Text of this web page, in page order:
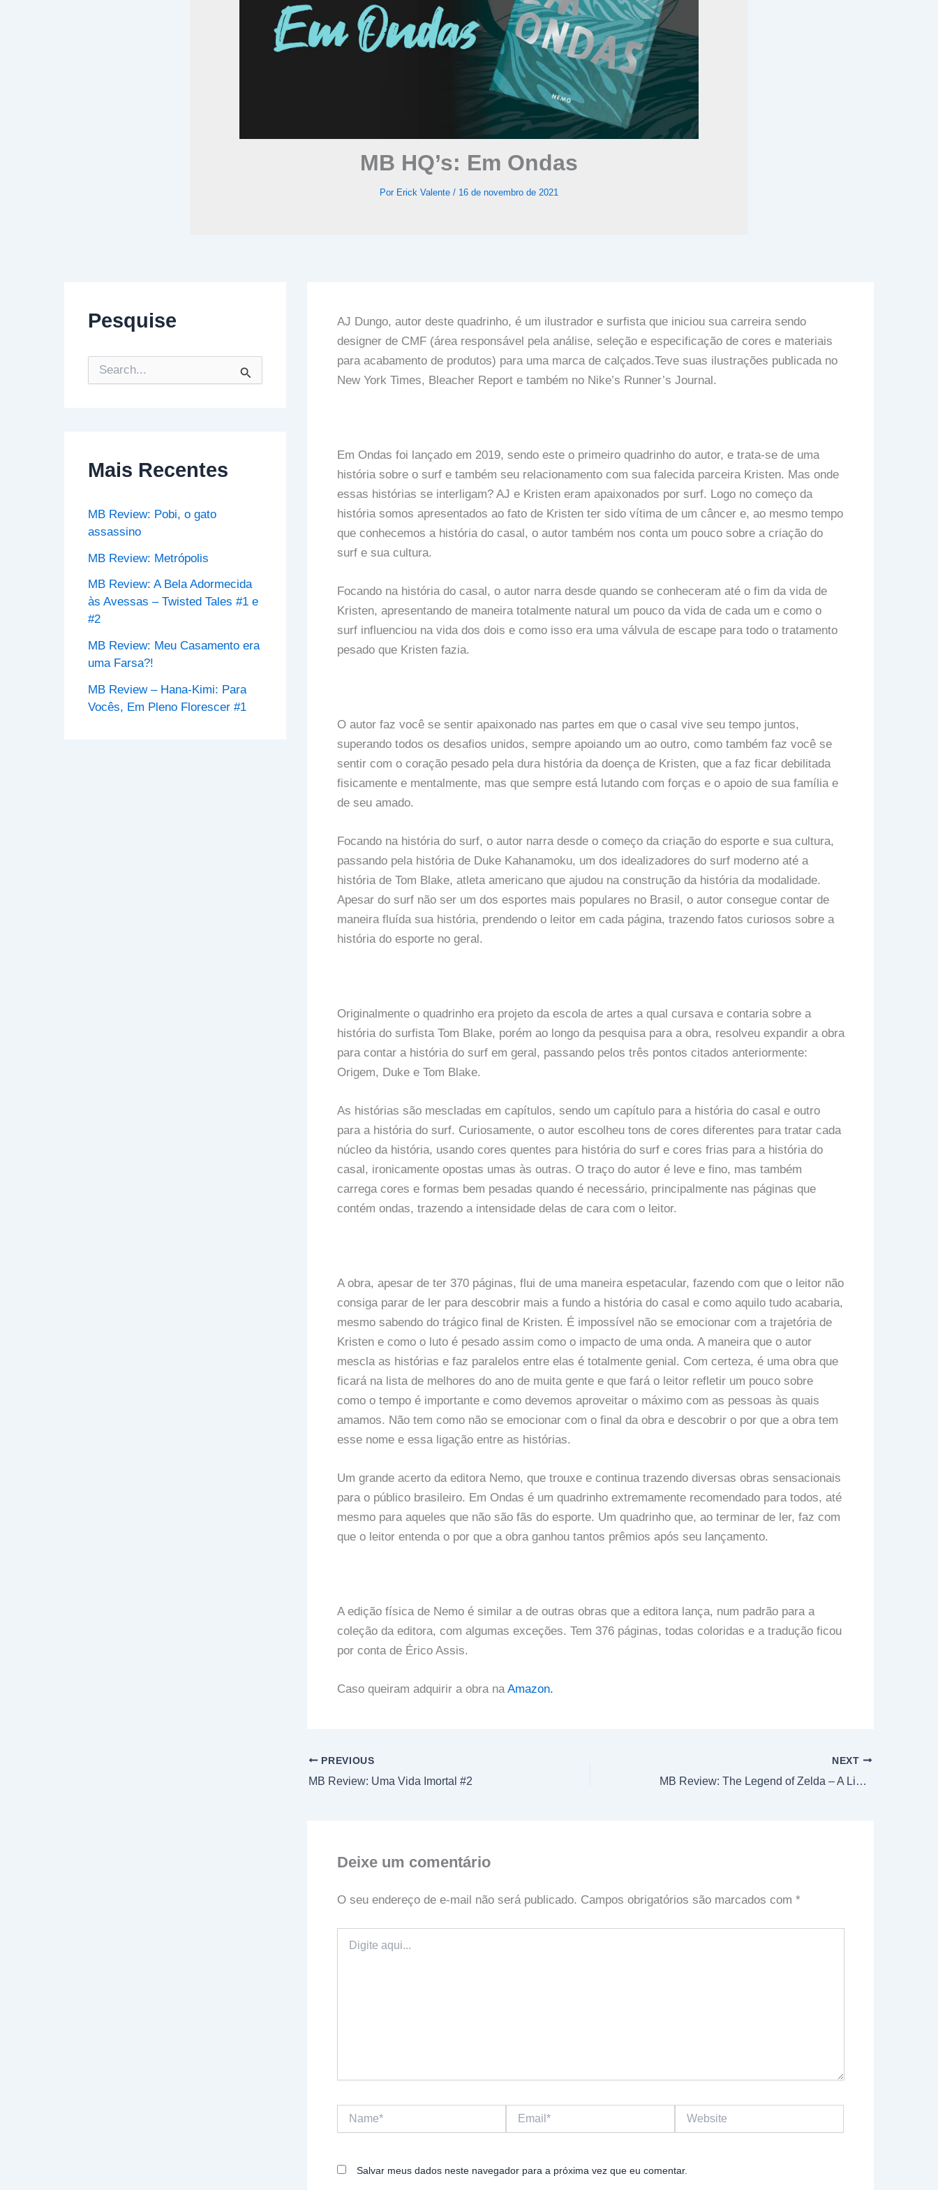
MB HQ’s: Em Ondas
Por Erick Valente / 16 de novembro de 2021
Pesquise
e
a
o
:
Mais Recentes
MB Review: Pobi, o gato
assassino
MB Review: Metrópolis
MB Review: A Bela Adormecida
às Avessas – Twisted Tales #1 e
#2
MB Review: Meu Casamento era
uma Farsa?!
MB Review – Hana-Kimi: Para
Vocês, Em Pleno Florescer #1
AJ Dungo, autor deste quadrinho, é um ilustrador e surfista que iniciou sua carreira sendo
designer de CMF (área responsável pela análise, seleção e especificação de cores e materiais
para acabamento de produtos) para uma marca de calçados.Teve suas ilustrações publicada no
New York Times, Bleacher Report e também no Nike’s Runner’s Journal.
Em Ondas foi lançado em 2019, sendo este o primeiro quadrinho do autor, e trata-se de uma
história sobre o surf e também seu relacionamento com sua falecida parceira Kristen. Mas onde
essas histórias se interligam? AJ e Kristen eram apaixonados por surf. Logo no começo da
história somos apresentados ao fato de Kristen ter sido vítima de um câncer e, ao mesmo tempo
que conhecemos a história do casal, o autor também nos conta um pouco sobre a criação do
surf e sua cultura.
Focando na história do casal, o autor narra desde quando se conheceram até o fim da vida de
Kristen, apresentando de maneira totalmente natural um pouco da vida de cada um e como o
surf influenciou na vida dos dois e como isso era uma válvula de escape para todo o tratamento
pesado que Kristen fazia.
O autor faz você se sentir apaixonado nas partes em que o casal vive seu tempo juntos,
superando todos os desafios unidos, sempre apoiando um ao outro, como também faz você se
sentir com o coração pesado pela dura história da doença de Kristen, que a faz ficar debilitada
fisicamente e mentalmente, mas que sempre está lutando com forças e o apoio de sua família e
de seu amado.
Focando na história do surf, o autor narra desde o começo da criação do esporte e sua cultura,
passando pela história de Duke Kahanamoku, um dos idealizadores do surf moderno até a
história de Tom Blake, atleta americano que ajudou na construção da história da modalidade.
Apesar do surf não ser um dos esportes mais populares no Brasil, o autor consegue contar de
maneira fluída sua história, prendendo o leitor em cada página, trazendo fatos curiosos sobre a
história do esporte no geral.
Originalmente o quadrinho era projeto da escola de artes a qual cursava e contaria sobre a
história do surfista Tom Blake, porém ao longo da pesquisa para a obra, resolveu expandir a obra
para contar a história do surf em geral, passando pelos três pontos citados anteriormente:
Origem, Duke e Tom Blake.
As histórias são mescladas em capítulos, sendo um capítulo para a história do casal e outro
para a história do surf. Curiosamente, o autor escolheu tons de cores diferentes para tratar cada
núcleo da história, usando cores quentes para história do surf e cores frias para a história do
casal, ironicamente opostas umas às outras. O traço do autor é leve e fino, mas também
carrega cores e formas bem pesadas quando é necessário, principalmente nas páginas que
contém ondas, trazendo a intensidade delas de cara com o leitor.
A obra, apesar de ter 370 páginas, flui de uma maneira espetacular, fazendo com que o leitor não
consiga parar de ler para descobrir mais a fundo a história do casal e como aquilo tudo acabaria,
mesmo sabendo do trágico final de Kristen. É impossível não se emocionar com a trajetória de
Kristen e como o luto é pesado assim como o impacto de uma onda. A maneira que o autor
mescla as histórias e faz paralelos entre elas é totalmente genial. Com certeza, é uma obra que
ficará na lista de melhores do ano de muita gente e que fará o leitor refletir um pouco sobre
como o tempo é importante e como devemos aproveitar o máximo com as pessoas às quais
amamos. Não tem como não se emocionar com o final da obra e descobrir o por que a obra tem
esse nome e essa ligação entre as histórias.
Um grande acerto da editora Nemo, que trouxe e continua trazendo diversas obras sensacionais
para o público brasileiro. Em Ondas é um quadrinho extremamente recomendado para todos, até
mesmo para aqueles que não são fãs do esporte. Um quadrinho que, ao terminar de ler, faz com
que o leitor entenda o por que a obra ganhou tantos prêmios após seu lançamento.
A edição física de Nemo é similar a de outras obras que a editora lança, num padrão para a
coleção da editora, com algumas exceções. Tem 376 páginas, todas coloridas e a tradução ficou
por conta de Érico Assis.
Caso queiram adquirir a obra naAmazon.
PREVIOUS
MB Review: Uma Vida Imortal #2
NEXT
MB Review: The Legend of Zelda – A Link to the Past
Deixe um comentário
O seu endereço de e-mail não será publicado. Campos obrigatórios são marcados com *
aqui...
Salvar meus dados neste navegador para a próxima vez que eu comentar.